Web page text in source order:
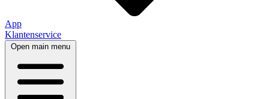
App
Klantenservice
Open main menu